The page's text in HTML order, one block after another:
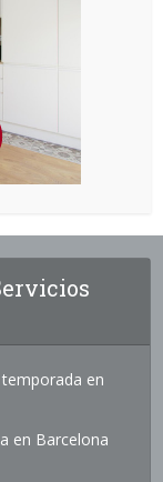
en
en Barcelona